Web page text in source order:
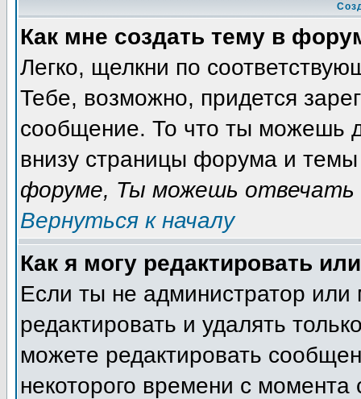
Как мне создать тему в
Легко, щелкни по
Тебе, возможно, придется
сообщение. То что ты можешь
внизу страницы форума и
форуме, Ты можешь отвечать
Вернуться к началу
Как я могу редактировать
Если ты не администратор
редактировать и удалять
можете редактировать
некоторого времени с момента